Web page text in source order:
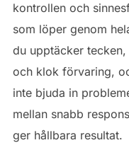
kontrollen och
som löper genom
du upptäcker
och klok förvaring,
inte bjuda in
mellan snabb
ger hållbara resultat.